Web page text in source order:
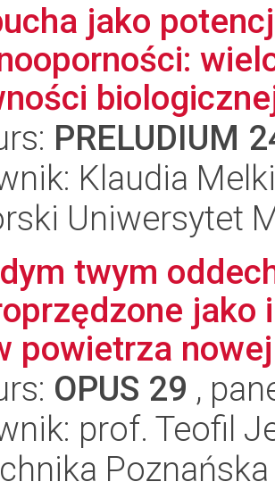
jako
PRELUDIUM
Klaudia
Uniwersytet
twym
jako
powietrza
OPUS 29 ,
prof. Teofil
Poznańska